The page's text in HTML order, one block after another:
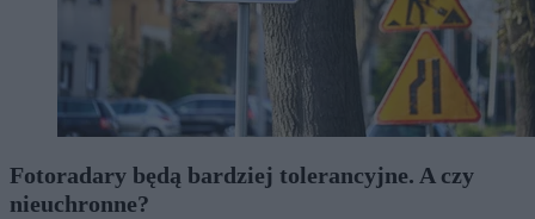
Fotoradary będą bardziej tolerancyjne. A czy
nieuchronne?